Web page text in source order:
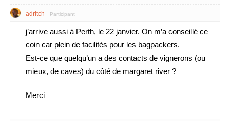
adritch Participant
j’arrive aussi à Perth, le 22 janvier. On m’a conseillé ce
coin car plein de facilités pour les bagpackers.
Est-ce que quelqu’un a des contacts de vignerons (ou
mieux, de caves) du côté de margaret river ?
Merci